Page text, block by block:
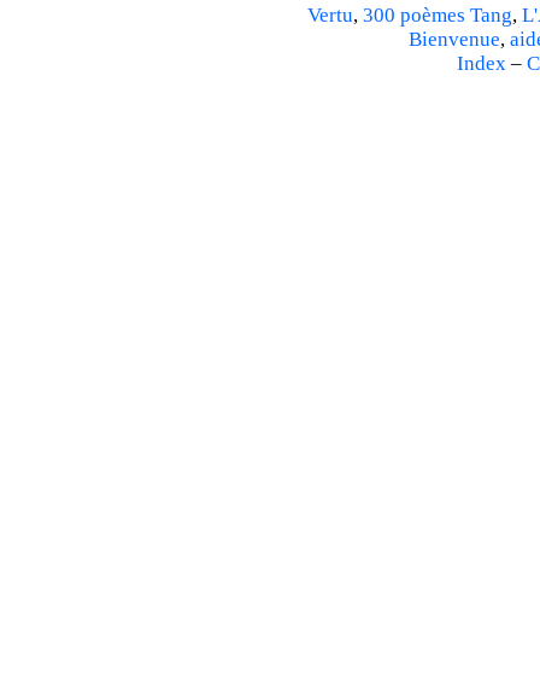
Vertu, 300 poèmes Tang,
Bienvenue,
Index –